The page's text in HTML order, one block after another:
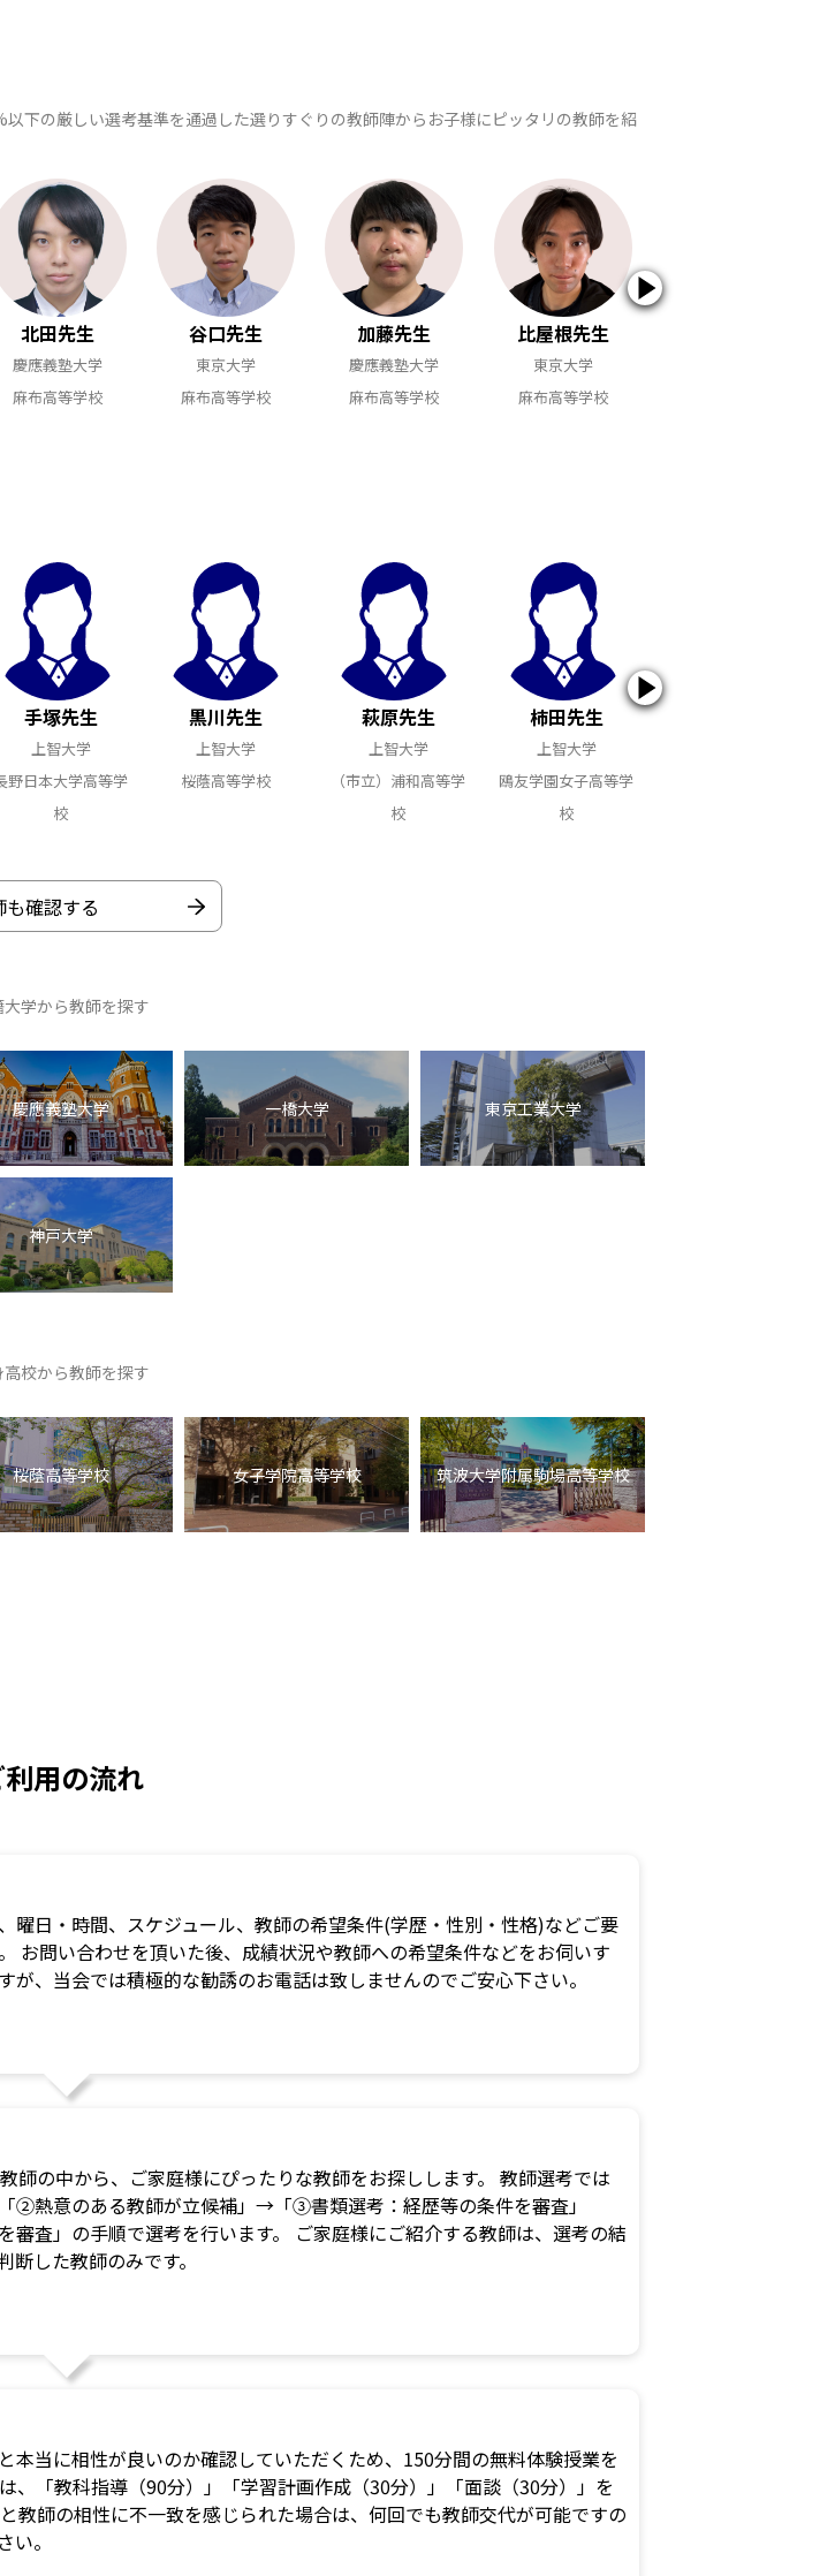
下の厳しい選考基準を通過した選りすぐりの教師陣からお子様にピッタリの教師を紹
北田先生
慶應義塾大学
麻布高等学校
谷口先生
東京大学
麻布高等学校
加藤先生
慶應義塾大学
麻布高等学校
比屋根先生
東京大学
麻布高等学校
手塚先生
上智大学
野日本大学高等学
校
黒川先生
上智大学
桜蔭高等学校
萩原先生
上智大学
（市立）浦和高等学
校
柿田先生
上智大学
鴎友学園女子高等学
校
確認する
大学から教師を探す
慶應義塾大学 一橋大学 東京工業大学
神戸大学
高校から教師を探す
桜蔭高等学校 女子学院高等学校 筑波大学附属駒場高等学校
利用の流れ
曜日・時間、スケジュール、教師の希望条件(学歴・性別・性格)などご要
お問い合わせを頂いた後、成績状況や教師への希望条件などをお伺いす
が、当会では積極的な勧誘のお電話は致しませんのでご安心下さい。
師の中から、ご家庭様にぴったりな教師をお探しします。 教師選考では
②熱意のある教師が立候補」→「③書類選考：経歴等の条件を審査」
査」の手順で選考を行います。 ご家庭様にご紹介する教師は、選考の結
した教師のみです。
本当に相性が良いのか確認していただくため、150分間の無料体験授業を
、「教科指導（90分）」「学習計画作成（30分）」「面談（30分）」を
教師の相性に不一致を感じられた場合は、何回でも教師交代が可能ですの
。